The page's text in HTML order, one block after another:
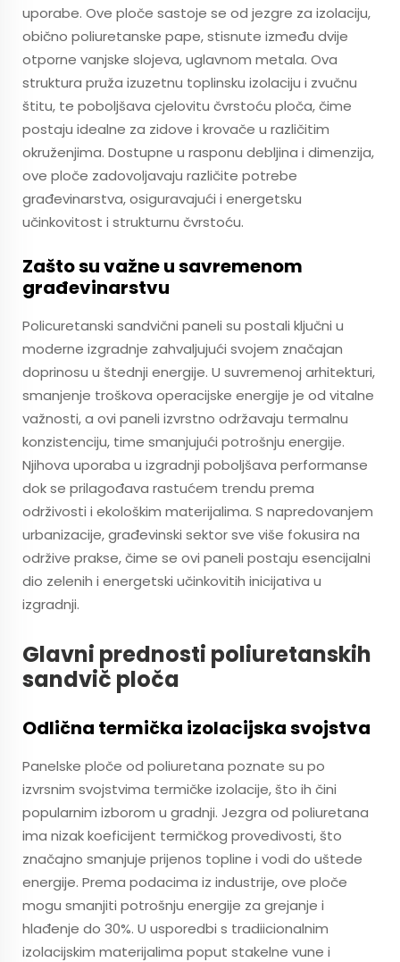
uporabe. Ove ploče sastoje se od jezgre za izolaciju,
obično poliuretanske pape, stisnute između dvije
otporne vanjske slojeva, uglavnom metala. Ova
struktura pruža izuzetnu toplinsku izolaciju i zvučnu
štitu, te poboljšava cjelovitu čvrstoću ploča, čime
postaju idealne za zidove i krovače u različitim
okruženjima. Dostupne u rasponu debljina i dimenzija,
ove ploče zadovoljavaju različite potrebe
građevinarstva, osiguravajući i energetsku
učinkovitost i strukturnu čvrstoću.
Zašto su važne u savremenom
građevinarstvu
Policuretanski sandvični paneli su postali ključni u
moderne izgradnje zahvaljujući svojem značajan
doprinosu u štednji energije. U suvremenoj arhitekturi,
smanjenje troškova operacijske energije je od vitalne
važnosti, a ovi paneli izvrstno održavaju termalnu
konzistenciju, time smanjujući potrošnju energije.
Njihova uporaba u izgradnji poboljšava performanse
dok se prilagođava rastućem trendu prema
održivosti i ekološkim materijalima. S napredovanjem
urbanizacije, građevinski sektor sve više fokusira na
održive prakse, čime se ovi paneli postaju esencijalni
dio zelenih i energetski učinkovitih inicijativa u
izgradnji.
Glavni prednosti poliuretanskih
sandvič ploča
Odlična termička izolacijska svojstva
Panelske ploče od poliuretana poznate su po
izvrsnim svojstvima termičke izolacije, što ih čini
popularnim izborom u gradnji. Jezgra od poliuretana
ima nizak koeficijent termičkog provedivosti, što
značajno smanjuje prijenos topline i vodi do uštede
energije. Prema podacima iz industrije, ove ploče
mogu smanjiti potrošnju energije za grejanje i
hlađenje do 30%. U usporedbi s tradiicionalnim
izolacijskim materijalima poput stakelne vune i